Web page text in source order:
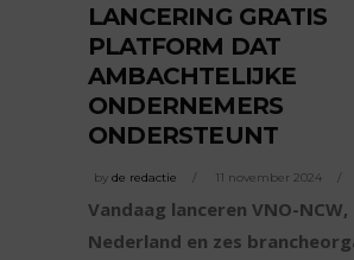
LANCERING GRATIS
PLATFORM DAT
AMBACHTELIJKE
ONDERNEMERS
ONDERSTEUNT
by de redactie 11 november 2024
Vandaag lanceren VNO-NCW,
Nederland en zes